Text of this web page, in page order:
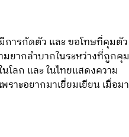
ารกัดตัว และ ขอโทษที่คุมตัว
ยากลำบากในระหว่างที่ถูกคุม
ลก และ ในไทยแสดงความ
าะอยากมาเยี่ยมเยียน เมื่อมา